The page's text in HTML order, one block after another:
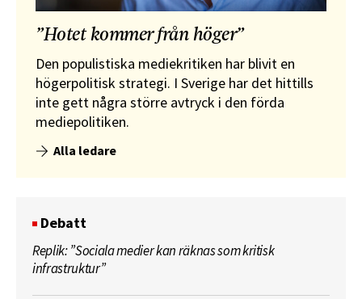
”Hotet kommer från höger”
Den populistiska mediekritiken har blivit en
högerpolitisk strategi. I Sverige har det hittills
inte gett några större avtryck i den förda
mediepolitiken.
Alla ledare
Debatt
Replik: ”Sociala medier kan räknas som kritisk
infrastruktur”